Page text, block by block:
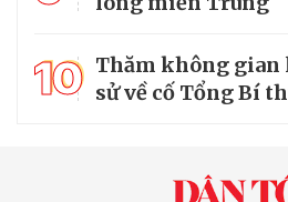
10 Thăm không
sử về cố Tổng Bí